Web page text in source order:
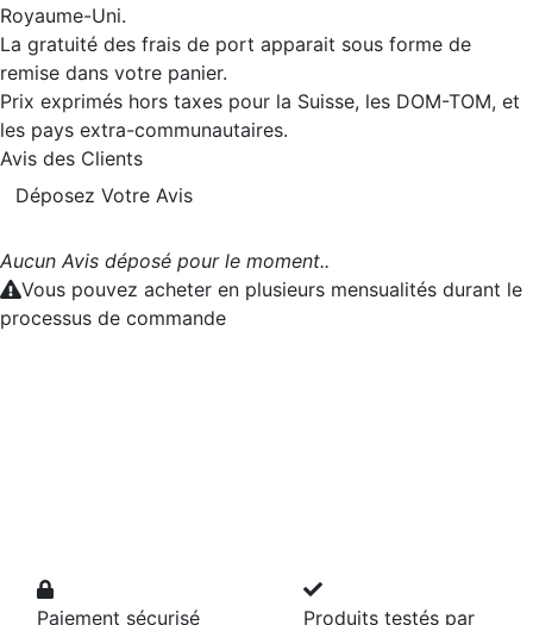
Royaume-Uni.
La gratuité des frais de port apparait sous forme de
remise dans votre panier.
Prix exprimés hors taxes pour la Suisse, les DOM-TOM, et
les pays extra-communautaires.
Avis des Clients
Déposez Votre Avis
Aucun Avis déposé pour le moment..
Vous pouvez acheter en plusieurs mensualités durant le
processus de commande
Paiement sécurisé
Produits testés par